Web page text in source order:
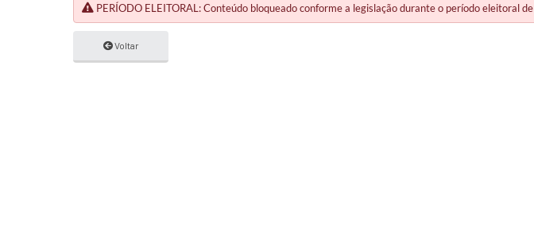
PERÍODO ELEITORAL: Conteúdo bloqueado conforme a legislação durante o período eleitoral de
Voltar